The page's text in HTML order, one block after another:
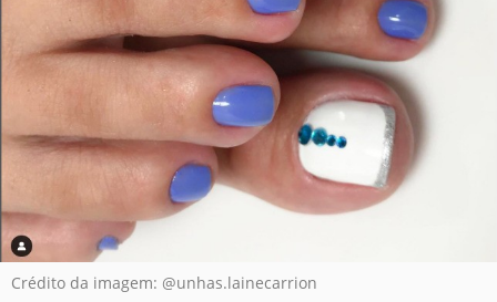
Crédito da imagem: @unhas.lainecarrion